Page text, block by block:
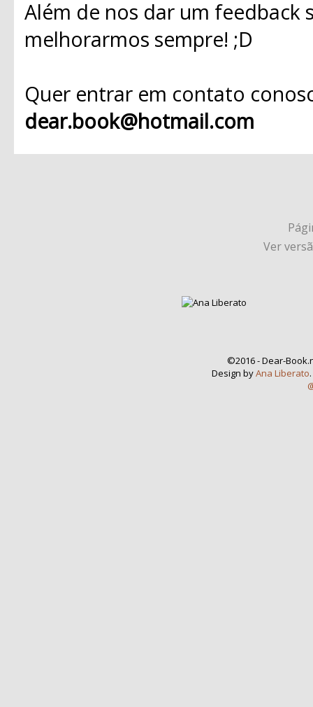
Além de nos dar um
melhorarmos sempre! ;D
Quer entrar em contato
dear.book@hotmail.com
Ver
©2016 - Dear-
Design byAna Liberato